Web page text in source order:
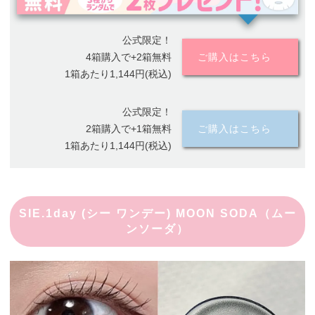
公式限定！
4箱購入で+2箱無料
1箱あたり1,144円(税込)
ご購入はこちら
公式限定！
2箱購入で+1箱無料
1箱あたり1,144円(税込)
ご購入はこちら
SIE.1day (シー ワンデー) MOON SODA（ムー
ンソーダ）